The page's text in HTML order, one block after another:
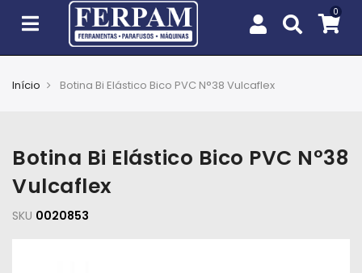
e
Jardim
EPIs
Início Botina Bi Elástico Bico PVC N°38 Vulcaflex
Botina Bi Elástico Bico PVC N°38
Vulcaflex
SKU 0020853